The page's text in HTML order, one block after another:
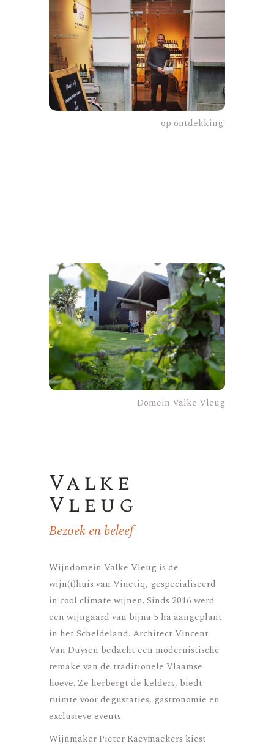
op ontdekking!
Domein Valke Vleug
Valke
Vleug
Bezoek en beleef
Wijndomein Valke Vleug is de
wijn(t)huis van Vinetiq, gespecialiseerd
in cool climate wijnen. Sinds 2016 werd
een wijngaard van bijna 5 ha aangeplant
in het Scheldeland. Architect Vincent
Van Duysen bedacht een modernistische
remake van de traditionele Vlaamse
hoeve. Ze herbergt de kelders, biedt
ruimte voor degustaties, gastronomie en
exclusieve even­ts.
Wijnmaker Pieter Raeymaekers kiest